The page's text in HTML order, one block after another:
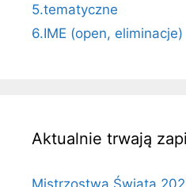
5.tematyczne
6.IME (open, eliminacje)
Aktualnie trwają
Mistrzostwa Świata